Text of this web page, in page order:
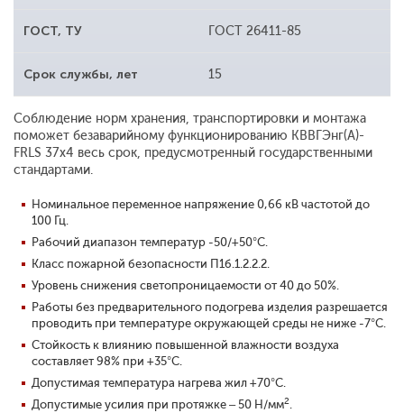
ГОСТ, ТУ ГОСТ 26411-85
Срок службы, лет 15
Соблюдение норм хранения, транспортировки и монтажа
поможет безаварийному функционированию КВВГЭнг(A)-
FRLS 37x4 весь срок, предусмотренный государственными
стандартами.
Номинальное переменное напряжение 0,66 кВ частотой до
100 Гц.
Рабочий диапазон температур -50/+50°С.
Класс пожарной безопасности П1б.1.2.2.2.
Уровень снижения светопроницаемости от 40 до 50%.
Работы без предварительного подогрева изделия разрешается
проводить при температуре окружающей среды не ниже -7°С.
Стойкость к влиянию повышенной влажности воздуха
составляет 98% при +35°С.
Допустимая температура нагрева жил +70°С.
Допустимые усилия при протяжке – 50 Н/мм2.